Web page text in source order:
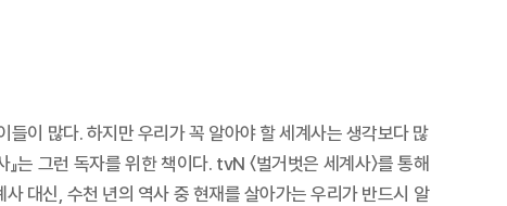
이 많다. 하지만 우리가 꼭 알아야 할 세계사는 생각보다 많
그런 독자를 위한 책이다. tvN 〈벌거벗은 세계사〉를 통해
대신, 수천 년의 역사 중 현재를 살아가는 우리가 반드시 알